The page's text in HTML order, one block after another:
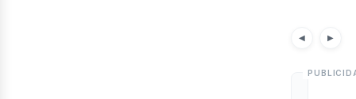
◀ ▶